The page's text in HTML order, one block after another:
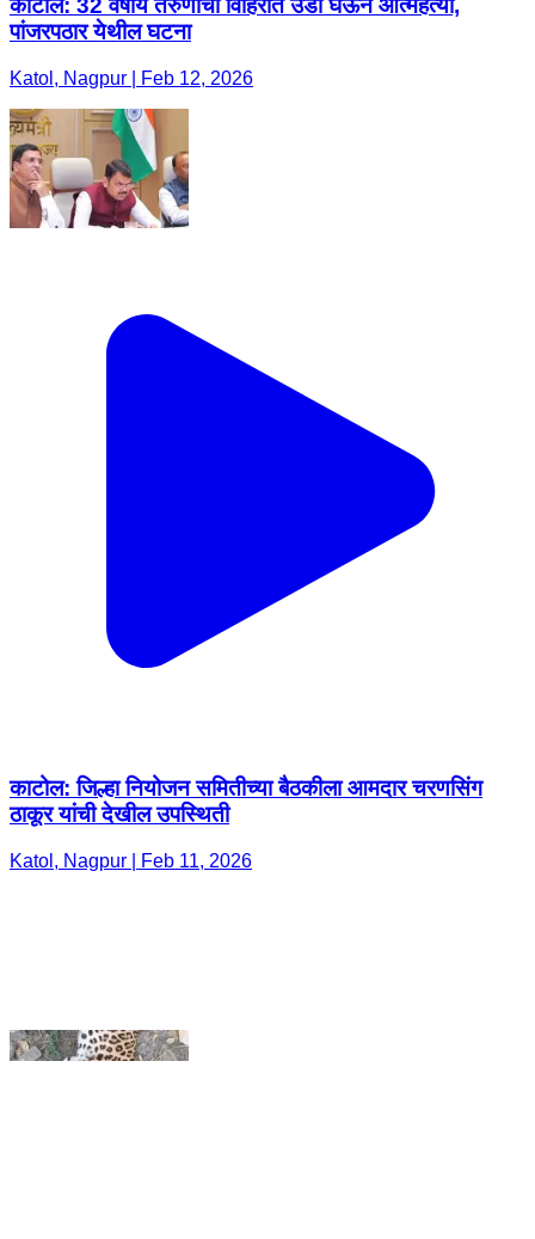
काटोल: जिल्हा नियोजन समितीच्या बैठकीला आमदार चरणसिंग
ठाकूर यांची देखील उपस्थिती